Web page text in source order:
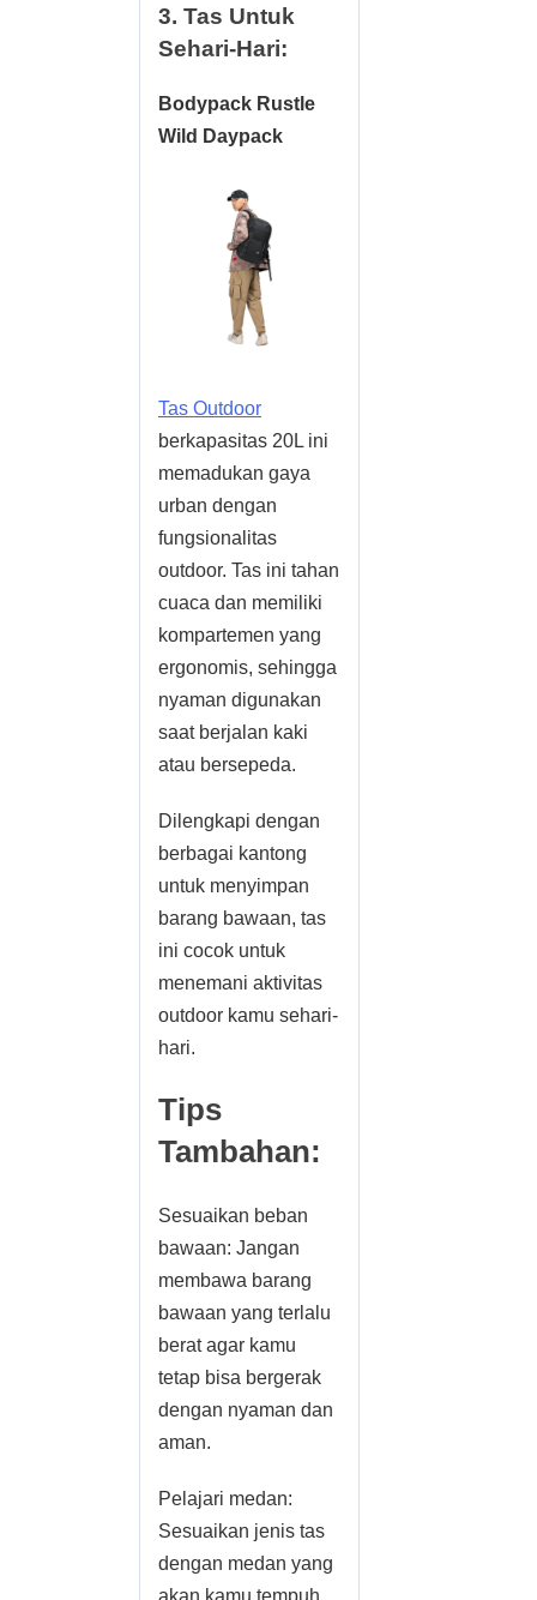
3. Tas Untuk
Sehari-Hari:
Bodypack Rustle
Wild Daypack
Tas Outdoor
berkapasitas 20L ini
memadukan gaya
urban dengan
fungsionalitas
outdoor. Tas ini tahan
cuaca dan memiliki
kompartemen yang
ergonomis, sehingga
nyaman digunakan
saat berjalan kaki
atau bersepeda.
Dilengkapi dengan
berbagai kantong
untuk menyimpan
barang bawaan, tas
ini cocok untuk
menemani aktivitas
outdoor kamu sehari-
hari.
Tips
Tambahan:
Sesuaikan beban
bawaan: Jangan
membawa barang
bawaan yang terlalu
berat agar kamu
tetap bisa bergerak
dengan nyaman dan
aman.
Pelajari medan:
Sesuaikan jenis tas
dengan medan yang
akan kamu tempuh.